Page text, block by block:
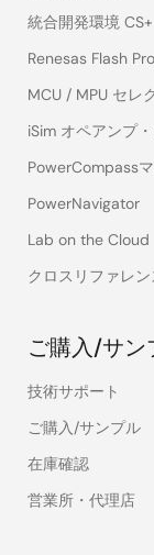
統合開発環境 CS+
Renesas Flash
MCU / MPU セレ
iSim オペアンプ
PowerCompass
PowerNavigator
Lab on the Cloud
クロスリファレン
ご購入/サン
技術サポート
ご購入/サンプル
在庫確認
営業所・代理店